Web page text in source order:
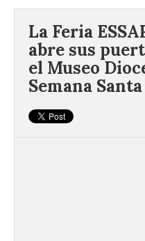
La Feria
abre sus
el Museo
Semana